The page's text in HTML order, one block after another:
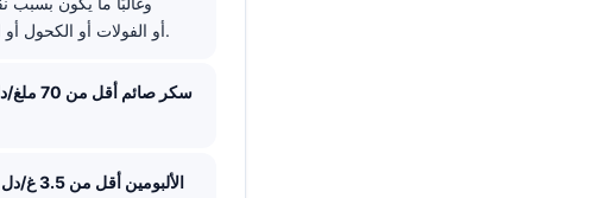
الثلاسيميا؛ ارتفاع MCV فوق 100 fL يشير إلى مؤشرات B12 أو الفولات أو الكحول أو الكبد أو الغدة الدرقية.
سكر صائم أقل من 70 ملغ/دل
الألبومين أقل من 3.5 غ/دل